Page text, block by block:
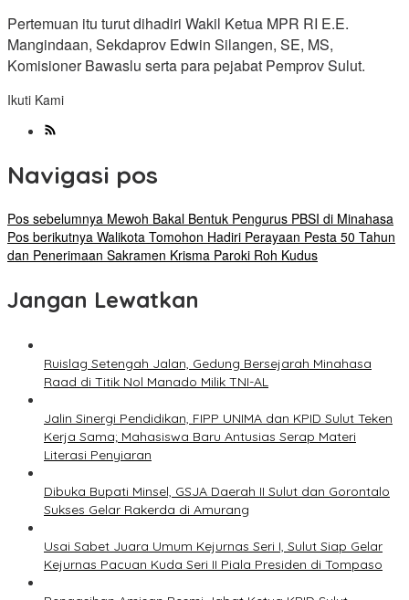
Pertemuan itu turut dihadiri Wakil Ketua MPR RI E.E.
Mangindaan, Sekdaprov Edwin Silangen, SE, MS,
Komisioner Bawaslu serta para pejabat Pemprov Sulut.
Ikuti Kami
Navigasi pos
Pos sebelumnya Mewoh Bakal Bentuk Pengurus PBSI di Minahasa
Pos berikutnya Walikota Tomohon Hadiri Perayaan Pesta 50 Tahun
dan Penerimaan Sakramen Krisma Paroki Roh Kudus
Jangan Lewatkan
Ruislag Setengah Jalan, Gedung Bersejarah Minahasa
Raad di Titik Nol Manado Milik TNI-AL
Jalin Sinergi Pendidikan, FIPP UNIMA dan KPID Sulut Teken
Kerja Sama; Mahasiswa Baru Antusias Serap Materi
Literasi Penyiaran
Dibuka Bupati Minsel, GSJA Daerah II Sulut dan Gorontalo
Sukses Gelar Rakerda di Amurang
Usai Sabet Juara Umum Kejurnas Seri I, Sulut Siap Gelar
Kejurnas Pacuan Kuda Seri II Piala Presiden di Tompaso